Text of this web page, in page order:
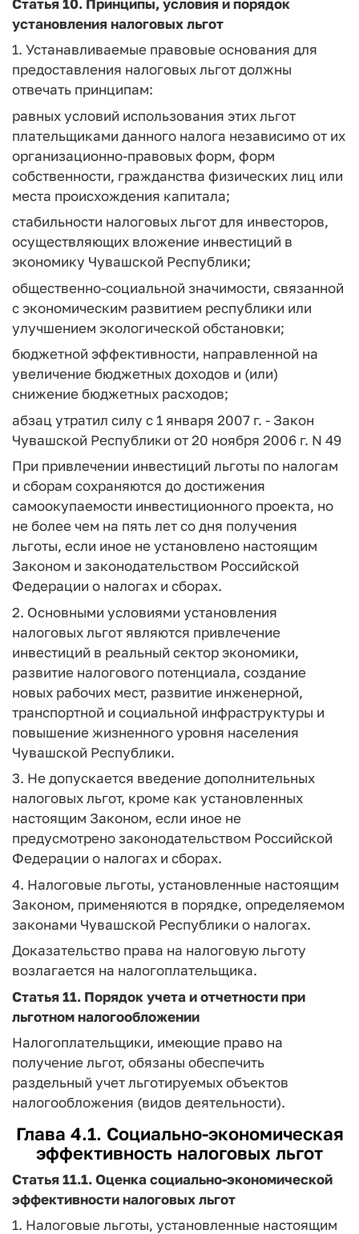
установления налоговых льгот
1. Устанавливаемые правовые основания для
предоставления налоговых льгот должны
отвечать принципам:
равных условий использования этих льгот
плательщиками данного налога независимо от их
организационно-правовых форм, форм
собственности, гражданства физических лиц или
места происхождения капитала;
стабильности налоговых льгот для инвесторов,
осуществляющих вложение инвестиций в
экономику Чувашской Республики;
общественно-социальной значимости, связанной
с экономическим развитием республики или
улучшением экологической обстановки;
бюджетной эффективности, направленной на
увеличение бюджетных доходов и (или)
снижение бюджетных расходов;
абзац утратил силу с 1 января 2007 г. - Закон
Чувашской Республики от 20 ноября 2006 г. N 49
При привлечении инвестиций льготы по налогам
и сборам сохраняются до достижения
самоокупаемости инвестиционного проекта, но
не более чем на пять лет со дня получения
льготы, если иное не установлено настоящим
Законом и законодательством Российской
Федерации о налогах и сборах.
2. Основными условиями установления
налоговых льгот являются привлечение
инвестиций в реальный сектор экономики,
развитие налогового потенциала, создание
новых рабочих мест, развитие инженерной,
транспортной и социальной инфраструктуры и
повышение жизненного уровня населения
Чувашской Республики.
3. Не допускается введение дополнительных
налоговых льгот, кроме как установленных
настоящим Законом, если иное не
предусмотрено законодательством Российской
Федерации о налогах и сборах.
4. Налоговые льготы, установленные настоящим
Законом, применяются в порядке, определяемом
законами Чувашской Республики о налогах.
Доказательство права на налоговую льготу
возлагается на налогоплательщика.
Статья 11. Порядок учета и отчетности при
льготном налогообложении
Налогоплательщики, имеющие право на
получение льгот, обязаны обеспечить
раздельный учет льготируемых объектов
налогообложения (видов деятельности).
Глава 4.1. Социально-экономическая
эффективность налоговых льгот
Статья 11.1.Оценка социально-экономической
эффективности налоговых льгот
1. Налоговые льготы, установленные настоящим